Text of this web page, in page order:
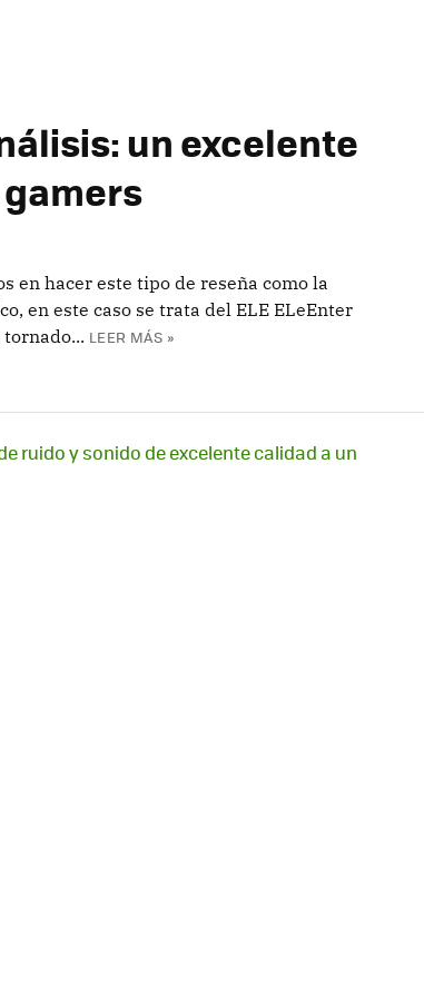
un excelente
en hacer este tipo de reseña como la
en este caso se trata del ELE ELeEnter
LEER MÁS »